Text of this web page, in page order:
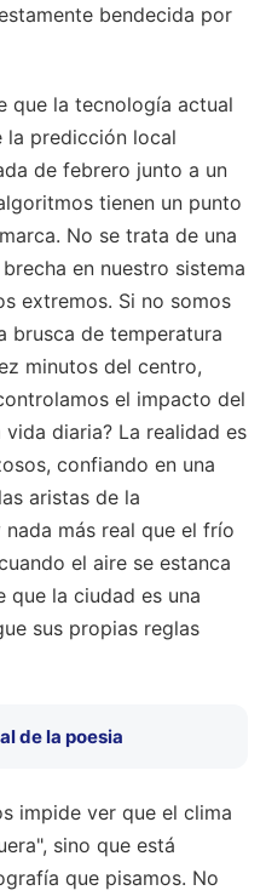
bendecida por
que la tecnología actual
la predicción local
de febrero junto a un
tienen un punto
No se trata de una
en nuestro sistema
extremos. Si no somos
brusca de temperatura
minutos del centro,
el impacto del
diaria? La realidad es
confiando en una
aristas de la
más real que el frío
el aire se estanca
que la ciudad es una
sus propias reglas
de la poesia
impide ver que el clima
sino que está
que pisamos. No